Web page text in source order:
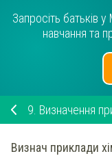
Запросіть батьків
навчання та
9. Визначення
Визнач приклади